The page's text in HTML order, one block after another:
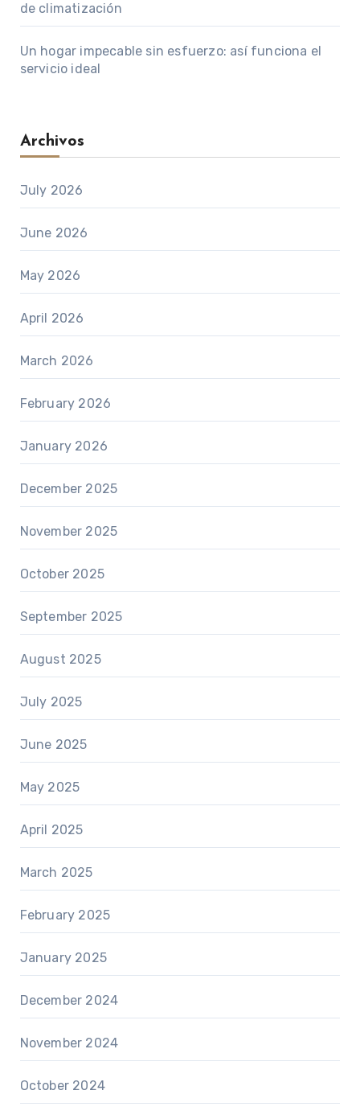
de climatización
Un hogar impecable sin esfuerzo: así funciona el
servicio ideal
Archivos
July 2026
June 2026
May 2026
April 2026
March 2026
February 2026
January 2026
December 2025
November 2025
October 2025
September 2025
August 2025
July 2025
June 2025
May 2025
April 2025
March 2025
February 2025
January 2025
December 2024
November 2024
October 2024